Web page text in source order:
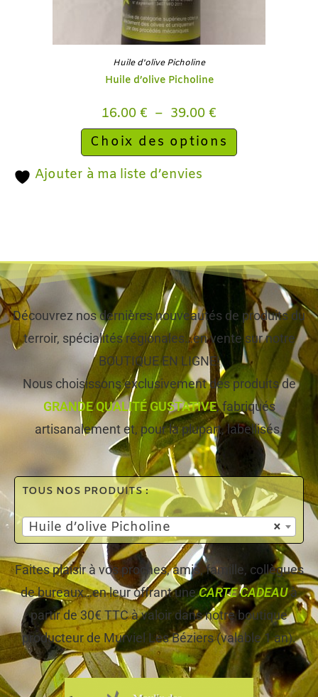
Huile d'olive Picholine
Huile d’olive Picholine
16.00 € – 39.00 €
Choix des options
Ajouter à ma liste d’envies
Découvrez nos dernières nouveautés de produits du
terroir, spécialités régionales…en vente sur notre
BOUTIQUE EN LIGNE!
Nous choisissons exclusivement des produits de
GRANDE QUALITÉ GUSTATIVE, fabriqués
artisanalement et, pour la plupart, labellisés.
TOUS NOS PRODUITS :
×
Huile d’olive Picholine
Faites plaisir à vos proches, amis, famille, collègues
de bureaux…en leur offrant uneCARTE CADEAUà
partir de 30€ TTC à valoir dans notre boutique
producteur de Murviel Les Béziers (valable 1 an).